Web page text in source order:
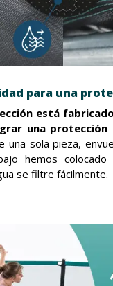
para una
está
una protección
una sola pieza,
hemos colocado
se filtre fácilmente.